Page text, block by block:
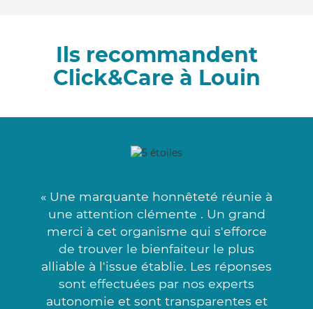
Ils recommandent
Click&Care à Louin
« Une marquante honnêteté réunie à
une attention clémente . Un grand
merci à cet organisme qui s'efforce
de trouver le bienfaiteur le plus
alliable à l'issue établie. Les réponses
sont effectuées par nos experts
autonomie et sont transparentes et